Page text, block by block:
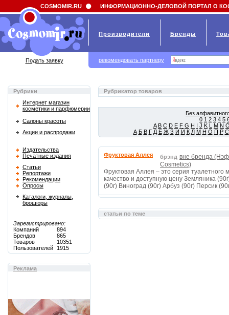
Field 'news_title' doesn't have a default value
Рубрики
Интернет магазин
косметики и парфюмерии
Салоны красоты
Акции и распродажи
Издательства
Печатные издания
Статьи
Репортажи
Рекомендации
Опросы
Каталоги, журналы,
брошюры
Зарегистрировано:
Компаний
894
Брендов
865
Товаров
10351
Пользователей
1915
Реклама
Рубрикатор товаров
Без
0 1 2 3 4 5
A B C D E F G H I J K L M N
А Б В Г Д Е Ж З И Й К Л М Н О П Р С
Фруктовая Аллея брэнд вне бренда
Cosmetics)
Фруктовая Аллея – это серия
качество и доступную цену Земляника
(90г) Виноград (90г) Арбуз (90г) Персик
статьи по теме
COSMOMIR.RU ИНФОРМАЦИОННО-ДЕЛОВОЙ ПОРТАЛ О
Производители Бренды
Подать заявку рекомендовать партнеру